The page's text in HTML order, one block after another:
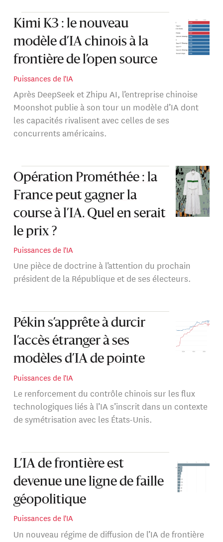
Kimi K3 : le nouveau
modèle d’IA chinois à la
frontière de l’open source
Puissances de l'IA
Après DeepSeek et Zhipu AI, l’entreprise chinoise
Moonshot publie à son tour un modèle d’IA dont
les capacités rivalisent avec celles de ses
concurrents américains.
Opération Prométhée : la
France peut gagner la
course à l’IA. Quel en serait
le prix ?
Puissances de l'IA
Une pièce de doctrine à l’attention du prochain
président de la République et de ses électeurs.
Pékin s’apprête à durcir
l’accès étranger à ses
modèles d’IA de pointe
Puissances de l'IA
Le renforcement du contrôle chinois sur les flux
technologiques liés à l’IA s’inscrit dans un contexte
de symétrisation avec les États-Unis.
L’IA de frontière est
devenue une ligne de faille
géopolitique
Puissances de l'IA
Un nouveau régime de diffusion de l’IA de frontière